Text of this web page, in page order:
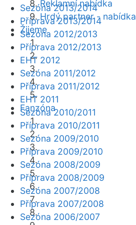
Reklamní nabídka
Hrdý partner - nabídka
Žijeme
Fanzóna
Sezóna 2013/2014
Příprava 2013/2014
Sezóna 2012/2013
Příprava 2012/2013
EHT 2012
Sezóna 2011/2012
Příprava 2011/2012
EHT 2011
Sezóna 2010/2011
Příprava 2010/2011
Sezóna 2009/2010
Příprava 2009/2010
Sezóna 2008/2009
Příprava 2008/2009
Sezóna 2007/2008
Příprava 2007/2008
Sezóna 2006/2007